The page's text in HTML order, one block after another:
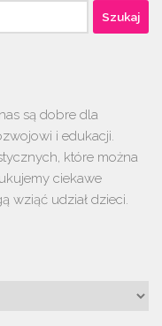
są dobre dla
i edukacji.
które można
ciekawe
wziąć udział dzieci.